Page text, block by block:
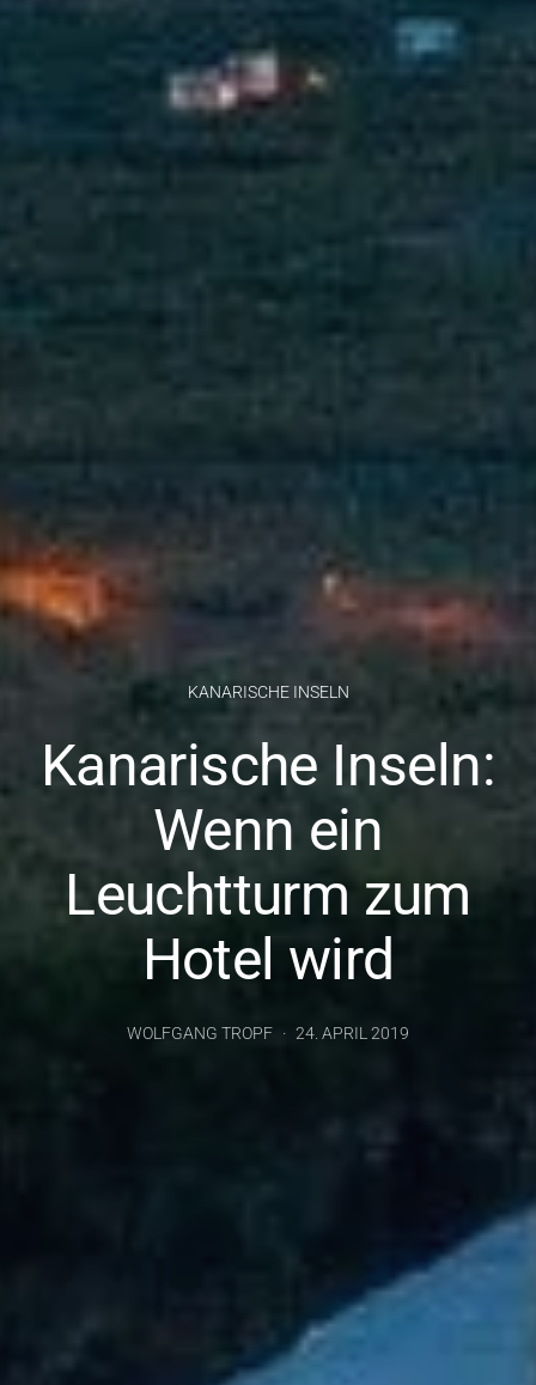
KANARISCHE INSELN
Kanarische Inseln:
Wenn ein
Leuchtturm zum
Hotel wird
WOLFGANG TROPF 24. APRIL 2019